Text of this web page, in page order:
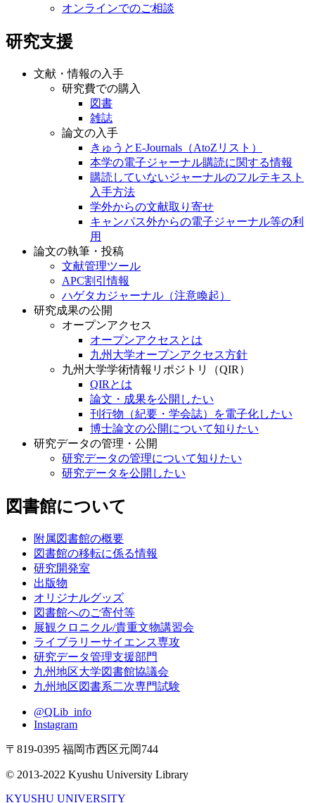
オンラインでのご相談
研究支援
文献・情報の入手
研究費での購入
図書
雑誌
論文の入手
きゅうとE-Journals（AtoZリスト）
本学の電子ジャーナル購読に関する情報
購読していないジャーナルのフルテキスト
入手方法
学外からの文献取り寄せ
キャンパス外からの電子ジャーナル等の利
用
論文の執筆・投稿
文献管理ツール
APC割引情報
ハゲタカジャーナル（注意喚起）
研究成果の公開
オープンアクセス
オープンアクセスとは
九州大学オープンアクセス方針
九州大学学術情報リポジトリ（QIR）
QIRとは
論文・成果を公開したい
刊行物（紀要・学会誌）を電子化したい
博士論文の公開について知りたい
研究データの管理・公開
研究データの管理について知りたい
研究データを公開したい
図書館について
附属図書館の概要
図書館の移転に係る情報
研究開発室
出版物
オリジナルグッズ
図書館へのご寄付等
展観クロニクル/貴重文物講習会
ライブラリーサイエンス専攻
研究データ管理支援部門
九州地区大学図書館協議会
九州地区図書系二次専門試験
@QLib_info
Instagram
〒819-0395 福岡市西区元岡744
© 2013-2022 Kyushu University Library
KYUSHU UNIVERSITY